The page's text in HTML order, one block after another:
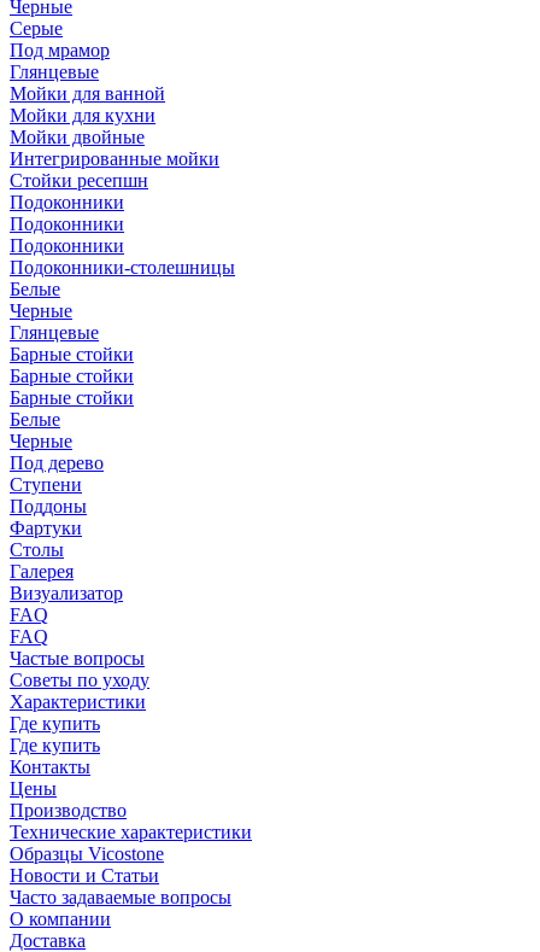
Черные
Серые
Под мрамор
Глянцевые
Мойки для ванной
Мойки для кухни
Мойки двойные
Интегрированные мойки
Стойки ресепшн
Подоконники
Подоконники
Подоконники
Подоконники-столешницы
Белые
Черные
Глянцевые
Барные стойки
Барные стойки
Барные стойки
Белые
Черные
Под дерево
Ступени
Поддоны
Фартуки
Столы
Галерея
Визуализатор
FAQ
FAQ
Частые вопросы
Советы по уходу
Характеристики
Где купить
Где купить
Контакты
Цены
Производство
Технические характеристики
Образцы Vicostone
Новости и Статьи
Часто задаваемые вопросы
О компании
Доставка